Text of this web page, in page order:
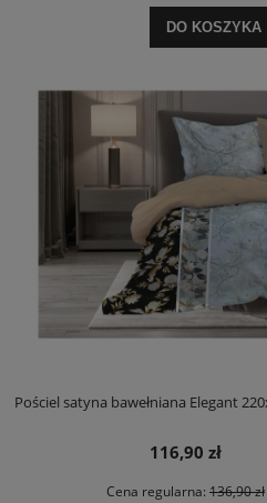
DO KOSZYKA
Pościel satyna bawełniana Elegant
116,90 zł
Cena regularna: 136,90 zł